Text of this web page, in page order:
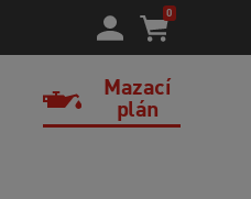
0
Mazací
plán